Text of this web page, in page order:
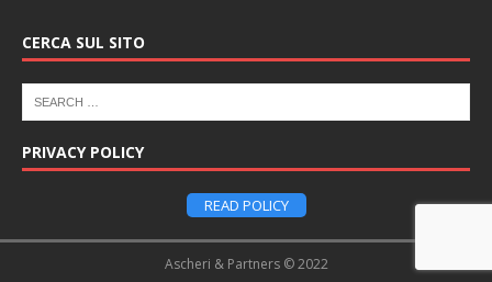
CERCA SUL SITO
PRIVACY POLICY
READ POLICY
Ascheri & Partners © 2022